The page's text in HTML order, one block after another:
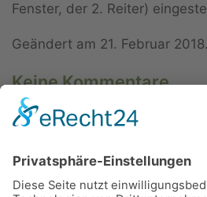
Fenster, der 2. Reiter)
Geändert am 21. Februar 2018.
Keine Kommentare